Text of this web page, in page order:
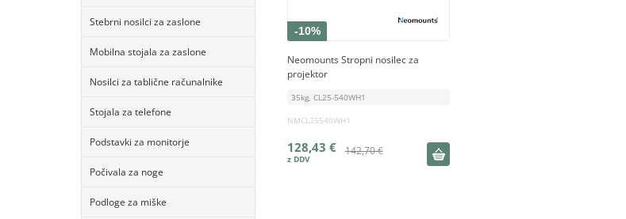
Stebrni nosilci za zaslone
Mobilna stojala za zaslone
Nosilci za tablične računalnike
Stojala za telefone
Podstavki za monitorje
Počivala za noge
Podloge za miške
-10%
Neomounts Stropni nosilec za
projektor
35kg, CL25-540WH1
NMCL25540WH1
142,70 €
128,43 €